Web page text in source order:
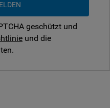
geschützt und
und die